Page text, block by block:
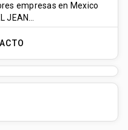
empresas en Mexico
JEAN…